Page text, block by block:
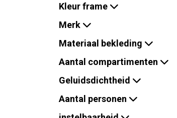
Kleur frame
Merk
Materiaal bekleding
Aantal compartimenten
Geluidsdichtheid
Aantal personen